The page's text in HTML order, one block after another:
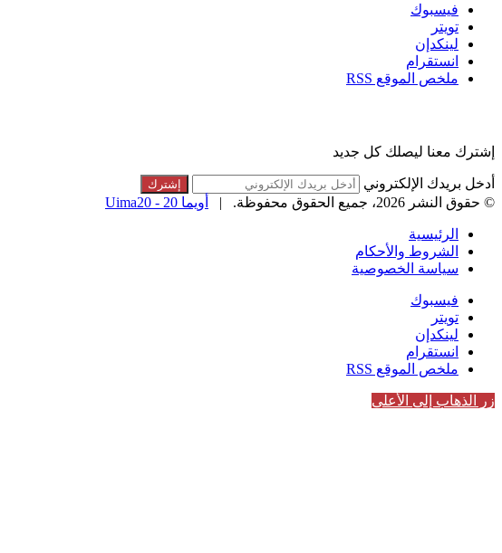
فيسبوك
تويتر
لينكدإن
انستقرام
ملخص الموقع RSS
إشترك معنا ليصلك كل جديد
أدخل بريدك الإلكتروني
© حقوق النشر 2026، جميع الحقوق محفوظة. |
أويما 20 - Uima20
الرئيسية
الشروط والأحكام
سياسة الخصوصية
فيسبوك
تويتر
لينكدإن
انستقرام
ملخص الموقع RSS
زر الذهاب إلى الأعلى